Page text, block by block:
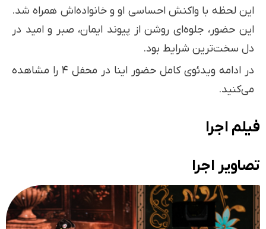
این لحظه با واکنش احساسی او و خانواده‌اش همراه شد.
این حضور، جلوه‌ای روشن از پیوند ایمان، صبر و امید در
دل سخت‌ترین شرایط بود.
در ادامه ویدئوی کامل حضور اینا در محفل ۴ را مشاهده
می‌کنید.
فیلم اجرا
تصاویر اجرا